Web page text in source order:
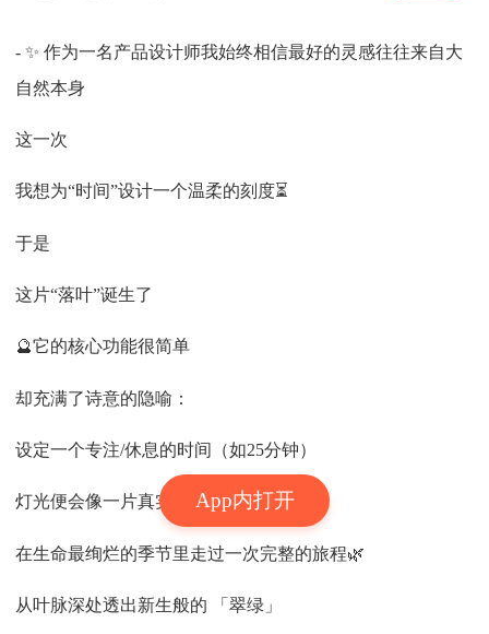
App内打开
- ✨ 作为一名产品设计师我始终相信最好的灵感往往来自大
自然本身
这一次
我想为“时间”设计一个温柔的刻度⏳
于是
这片“落叶”诞生了
🔮它的核心功能很简单
却充满了诗意的隐喻：
设定一个专注/休息的时间（如25分钟）
灯光便会像一片真实的秋叶
在生命最绚烂的季节里走过一次完整的旅程🌿
从叶脉深处透出新生般的 「翠绿」